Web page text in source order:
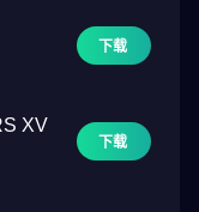
下载
XV
下载